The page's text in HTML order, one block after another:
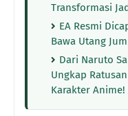
Transformasi
EA Resmi
Bawa Utang
Dari Naruto
Ungkap
Karakter Anime!